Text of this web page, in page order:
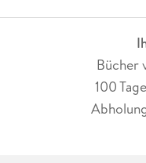
Bücher
100